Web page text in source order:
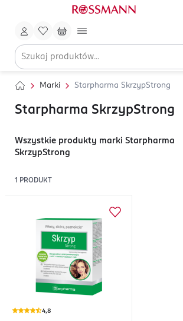
Marki Starpharma SkrzypStrong
Starpharma SkrzypStrong
Wszystkie produkty marki Starpharma
SkrzypStrong
1 PRODUKT
4,8